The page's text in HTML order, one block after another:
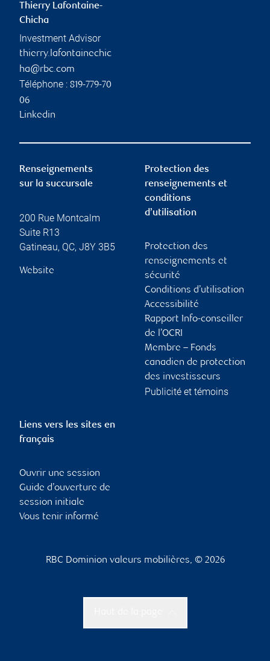
Thierry Lafontaine-
Chicha
Investment Advisor
thierry.lafontainechic
ha@rbc.com
Téléphone : 819-779-70
06
Linkedin
Renseignements
sur la succursale
200 Rue Montcalm
Suite R13
Gatineau, QC, J8Y 3B5
Website
Protection des
renseignements et
conditions
d’utilisation
Protection des
renseignements et
sécurité
Conditions d’utilisation
Accessibilité
Rapport Info-conseiller
de l’OCRI
Membre – Fonds
canadien de protection
des investisseurs
Publicité et témoins
Liens vers les sites en
français
Ouvrir une session
Guide d’ouverture de
session initiale
Vous tenir informé
RBC Dominion valeurs mobilières, © 2026